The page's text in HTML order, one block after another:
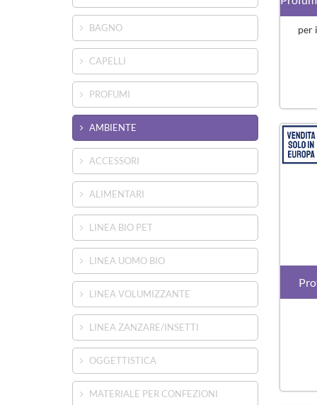
BAGNO
CAPELLI
PROFUMI
AMBIENTE
ACCESSORI
ALIMENTARI
LINEA BIO PET
LINEA UOMO BIO
LINEA VOLUMIZZANTE
LINEA ZANZARE/INSETTI
OGGETTISTICA
MATERIALE PER CONFEZIONI
per